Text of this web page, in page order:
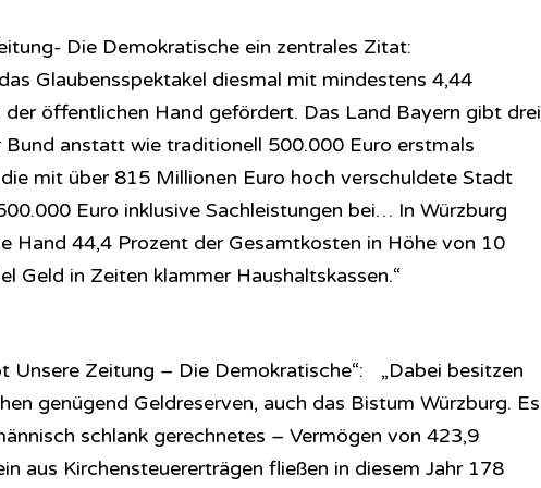
Die Demokratische ein zentrales Zitat:
Glaubensspektakel diesmal mit mindestens 4,44
der öffentlichen Hand gefördert. Das Land Bayern gibt drei
Bund anstatt wie traditionell 500.000 Euro erstmals
mit über 815 Millionen Euro hoch verschuldete Stadt
Euro inklusive Sachleistungen bei… In Würzburg
Hand 44,4 Prozent der Gesamtkosten in Höhe von 10
Geld in Zeiten klammer Haushaltskassen.“
Unsere Zeitung – Die Demokratische“: „Dabei besitzen
genügend Geldreserven, auch das Bistum Würzburg. Es
schlank gerechnetes – Vermögen von 423,9
aus Kirchensteuererträgen fließen in diesem Jahr 178